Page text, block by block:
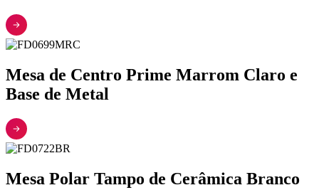
Mesa de Centro Prime Marrom Claro e
Base de Metal
Mesa Polar Tampo de Cerâmica Branco